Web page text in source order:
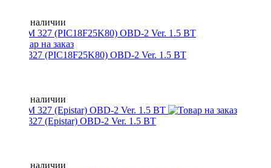
Нет в наличии
ELM 327 (PIC18F25K80) OBD-2 Ver. 1.5 BT
Нет в наличии
ELM 327 (Epistar) OBD-2 Ver. 1.5 BT
Нет в наличии